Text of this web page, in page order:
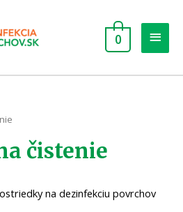
0
čistenie
na dezinfekciu povrchov